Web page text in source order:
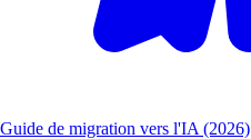
Guide de migration vers l'IA (2026)